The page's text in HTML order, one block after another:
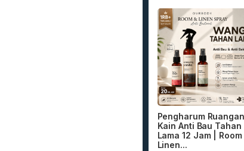
Pengharum
Kain Anti Bau Tahan
Lama 12 Jam | Room
Linen...